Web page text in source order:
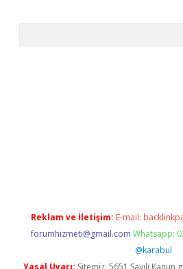
Reklam ve İletişim: E-mail:
forumhizmeti@gmail.com Whatsapp:
@karabul
Yasal Uyarı: Sitemiz, 5651 Sayılı